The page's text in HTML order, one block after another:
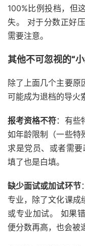
100%比例投档，但
失。 对于分数正好
需要注意。
其他不可忽视的“
除了上面几个主要原
可能成为退档的导火
报考资格不符：有些
如年龄限制（一些特
求是党员、或者需要
填了也是白填。
缺少面试或加试环节
专业，除了文化课成
或专业加试。 如果
便分数再高，也会被